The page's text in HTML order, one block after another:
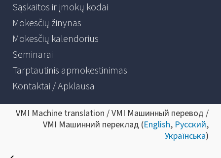
Sąskaitos ir įmokų kodai
Mokesčių žinynas
Mokesčių kalendorius
Seminarai
Tarptautinis apmokestinimas
Kontaktai / Apklausa
VMI Machine translation / VMI Машинный перевод /
VMI Машинний переклад (English, Русский,
Українська)